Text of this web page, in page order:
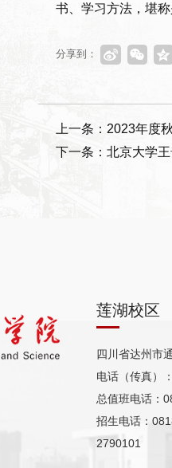
书、学习方法，堪
分享到：
上一条：2023年度
下一条：北京大学
莲湖校区
四川省达州市
电话（传真）
总值班电话：
招生电话：
2790101